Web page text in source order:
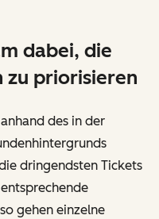
dabei, die
zu priorisieren
des in der
dringendsten Tickets
gehen einzelne